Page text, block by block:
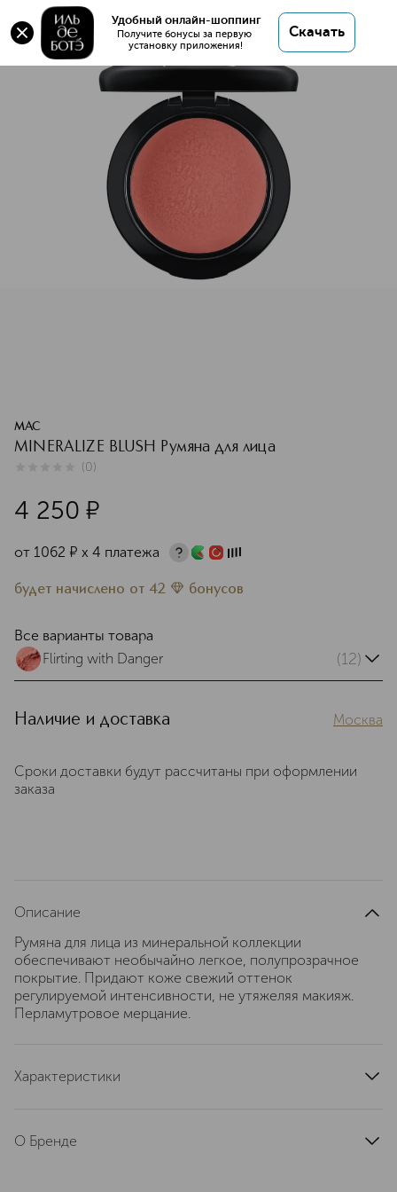
Удобный онлайн-шоппинг
Получите бонусы за первую
установку приложения!
Скачать
Оригинал 💯 MINERALIZE BLUSH Румяна для лица
купить в интернет магазине ИЛЬ ДЕ БОТЭ с
доставкой.
MINERALIZE BLUSH Румяна для лица
Характеристики
MAC
MINERALIZE BLUSH Румяна для лица
(0)
4 250 ¤
от 1062 ¤ х 4 платежа
будет начислено от 42 бонусов
Все варианты товара
Flirting with Danger
(12)
Наличие и доставка Москва
Сроки доставки будут рассчитаны при оформлении
заказа
Описание
Румяна для лица из минеральной коллекции
обеспечивают необычайно легкое, полупрозрачное
покрытие. Придают коже свежий оттенок
регулируемой интенсивности, не утяжеляя макияж.
Перламутровое мерцание.
Характеристики
О Бренде